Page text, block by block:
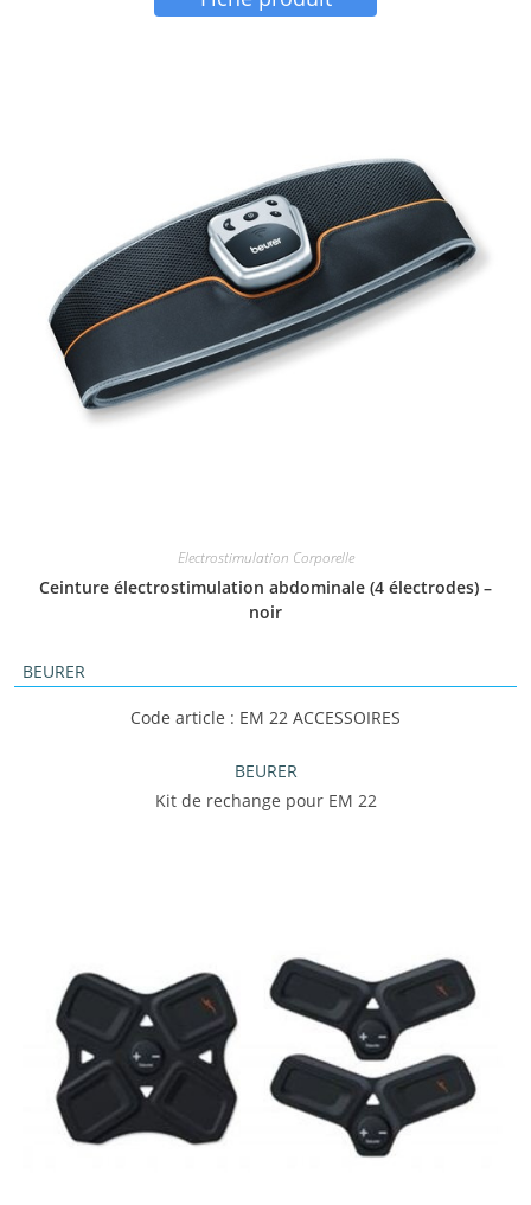
Electrostimulation Corporelle
Ceinture électrostimulation abdominale (4 électrodes) –
noir
BEURER
Code article : EM 22 ACCESSOIRES
BEURER
Kit de rechange pour EM 22